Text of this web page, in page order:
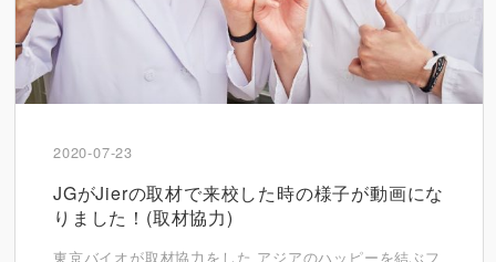
2020-07-23
JGがJierの取材で来校した時の様子が動画にな
りました！(取材協力)
東京バイオが取材協力をした アジアのハッピーを結ぶフ